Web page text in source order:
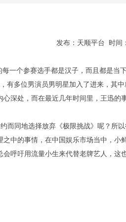
发布：天顺平台 时间
一个参赛选手都是汉子，而且都是当
有多位男演员男明星加入了进来，其
深处，而在最近几年时间里，王迅的
而同地选择放弃《极限挑战》呢？所
中的事情，在中国娱乐市场当中，小
呼吁用流量小生来代替老牌艺人，这